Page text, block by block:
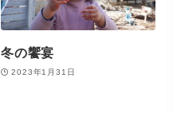
冬の饗宴
2023年1月31日